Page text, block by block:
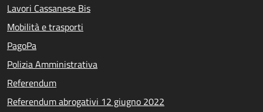
Lavori Cassanese Bis
Mobilità e trasporti
PagoPa
Polizia Amministrativa
Referendum
Referendum abrogativi 12 giugno 2022